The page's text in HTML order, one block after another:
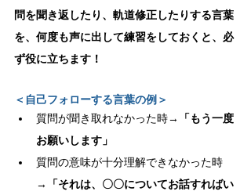
問を聞き返したり、軌道修正したりする言葉
を、何度も声に出して練習をしておくと、必
ず役に立ちます！
＜自己フォローする言葉の例＞
質問が聞き取れなかった時→
「もう一度
お願いします」
質問の意味が十分理解できなかった時
→
「それは、〇〇についてお話すればい